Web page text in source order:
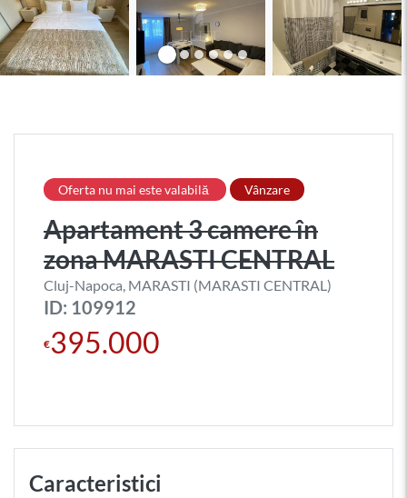
Oferta nu mai este valabilă Vânzare
Apartament 3 camere în
zona MARASTI CENTRAL
Cluj-Napoca, MARASTI (MARASTI CENTRAL)
ID: 109912
€395.000
Caracteristici